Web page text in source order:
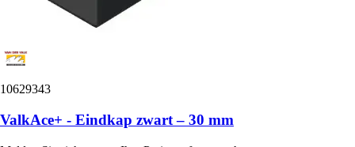
10629343
ValkAce+ - Eindkap zwart – 30 mm